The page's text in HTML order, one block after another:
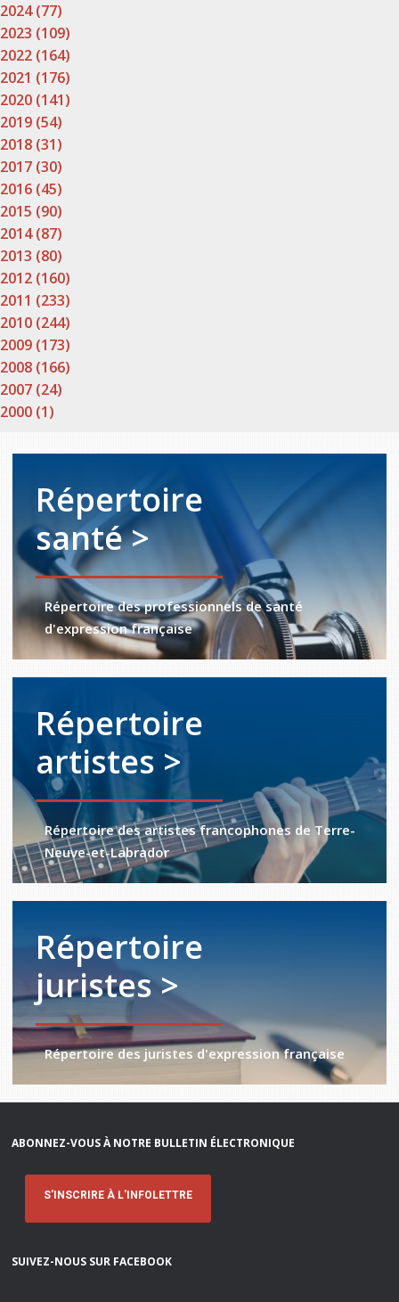
2024 (77)
2023 (109)
2022 (164)
2021 (176)
2020 (141)
2019 (54)
2018 (31)
2017 (30)
2016 (45)
2015 (90)
2014 (87)
2013 (80)
2012 (160)
2011 (233)
2010 (244)
2009 (173)
2008 (166)
2007 (24)
2000 (1)
Répertoire
santé >
Répertoire des professionnels de santé
d'expression française
Répertoire
artistes >
Répertoire des artistes francophones de Terre-
Neuve-et-Labrador
Répertoire
juristes >
Répertoire des juristes d'expression française
ABONNEZ-VOUS À NOTRE BULLETIN ÉLECTRONIQUE
S'INSCRIRE À L'INFOLETTRE
SUIVEZ-NOUS SUR FACEBOOK